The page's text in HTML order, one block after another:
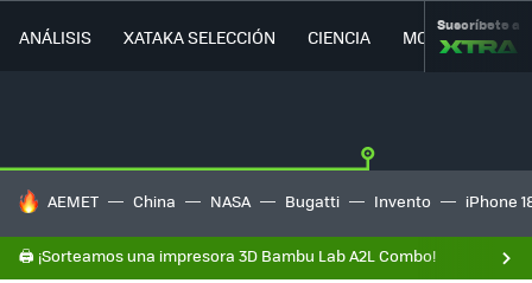
ANÁLISIS XATAKA SELECCIÓN CIENCIA MOVILIDAD
Suscríbete a
HOY SE HABLA DE
AEMET China NASA Bugatti Invento iPhone
🖨️ ¡Sorteamos una impresora 3D Bambu Lab A2L Combo!